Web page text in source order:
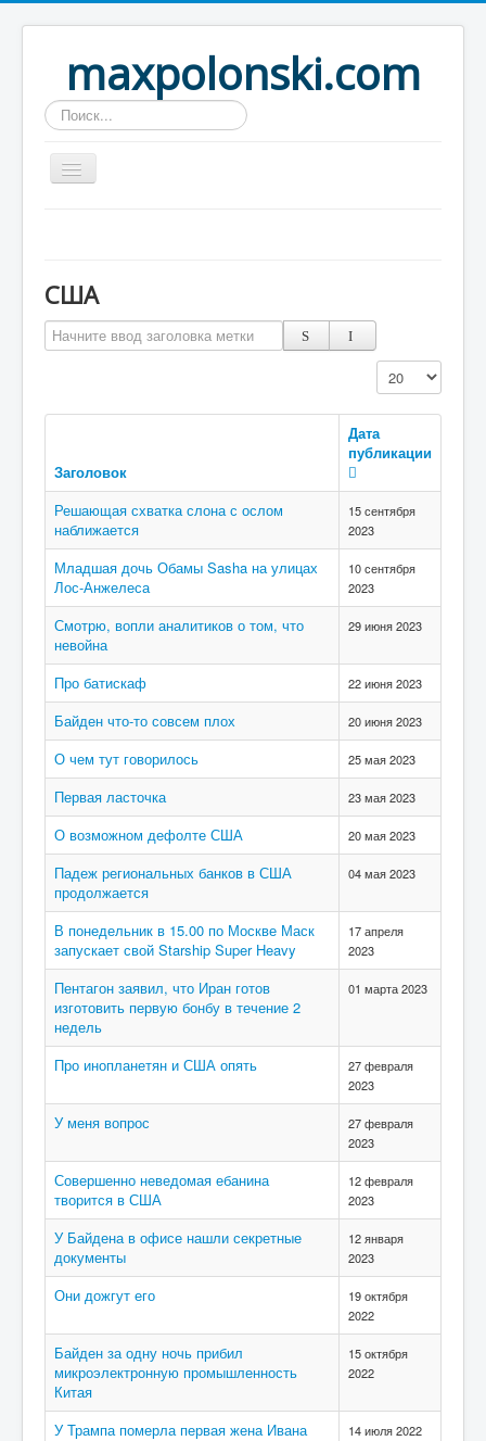
maxpolonski.com
Искать...
Рассказы
Контакты
США
Начните ввод заголовка метки
Кол-во строк:
Заголовок
Дата
публикации
Решающая схватка слона с ослом
наближается
15 сентября
2023
Младшая дочь Обамы Sasha на улицах
Лос-Анжелеса
10 сентября
2023
Смотрю, вопли аналитиков о том, что
невойна
29 июня 2023
Про батискаф 22 июня 2023
Байден что-то совсем плох 20 июня 2023
О чем тут говорилось 25 мая 2023
Первая ласточка 23 мая 2023
О возможном дефолте США 20 мая 2023
Падеж региональных банков в США
продолжается
04 мая 2023
В понедельник в 15.00 по Москве Маск
запускает свой Starship Super Heavy
17 апреля
2023
Пентагон заявил, что Иран готов
изготовить первую бонбу в течение 2
недель
01 марта 2023
Про инопланетян и США опять
27 февраля
2023
У меня вопрос
27 февраля
2023
Совершенно неведомая ебанина
творится в США
12 февраля
2023
У Байдена в офисе нашли секретные
документы
12 января
2023
Они дожгут его
19 октября
2022
Байден за одну ночь прибил
микроэлектронную промышленность
Китая
15 октября
2022
У Трампа померла первая жена Ивана 14 июля 2022